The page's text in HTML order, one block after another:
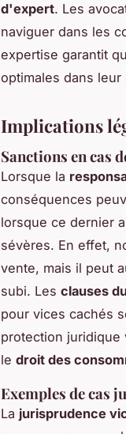
d'expert. Les
naviguer dans les
expertise garantit
optimales dans
Implications
Sanctions en cas
Lorsque la
conséquences
lorsque ce dernier
sévères. En effet,
vente, mais il peut
subi. Les clauses
pour vices cachés
protection juridique
le droit des
Exemples de cas
La jurisprudence